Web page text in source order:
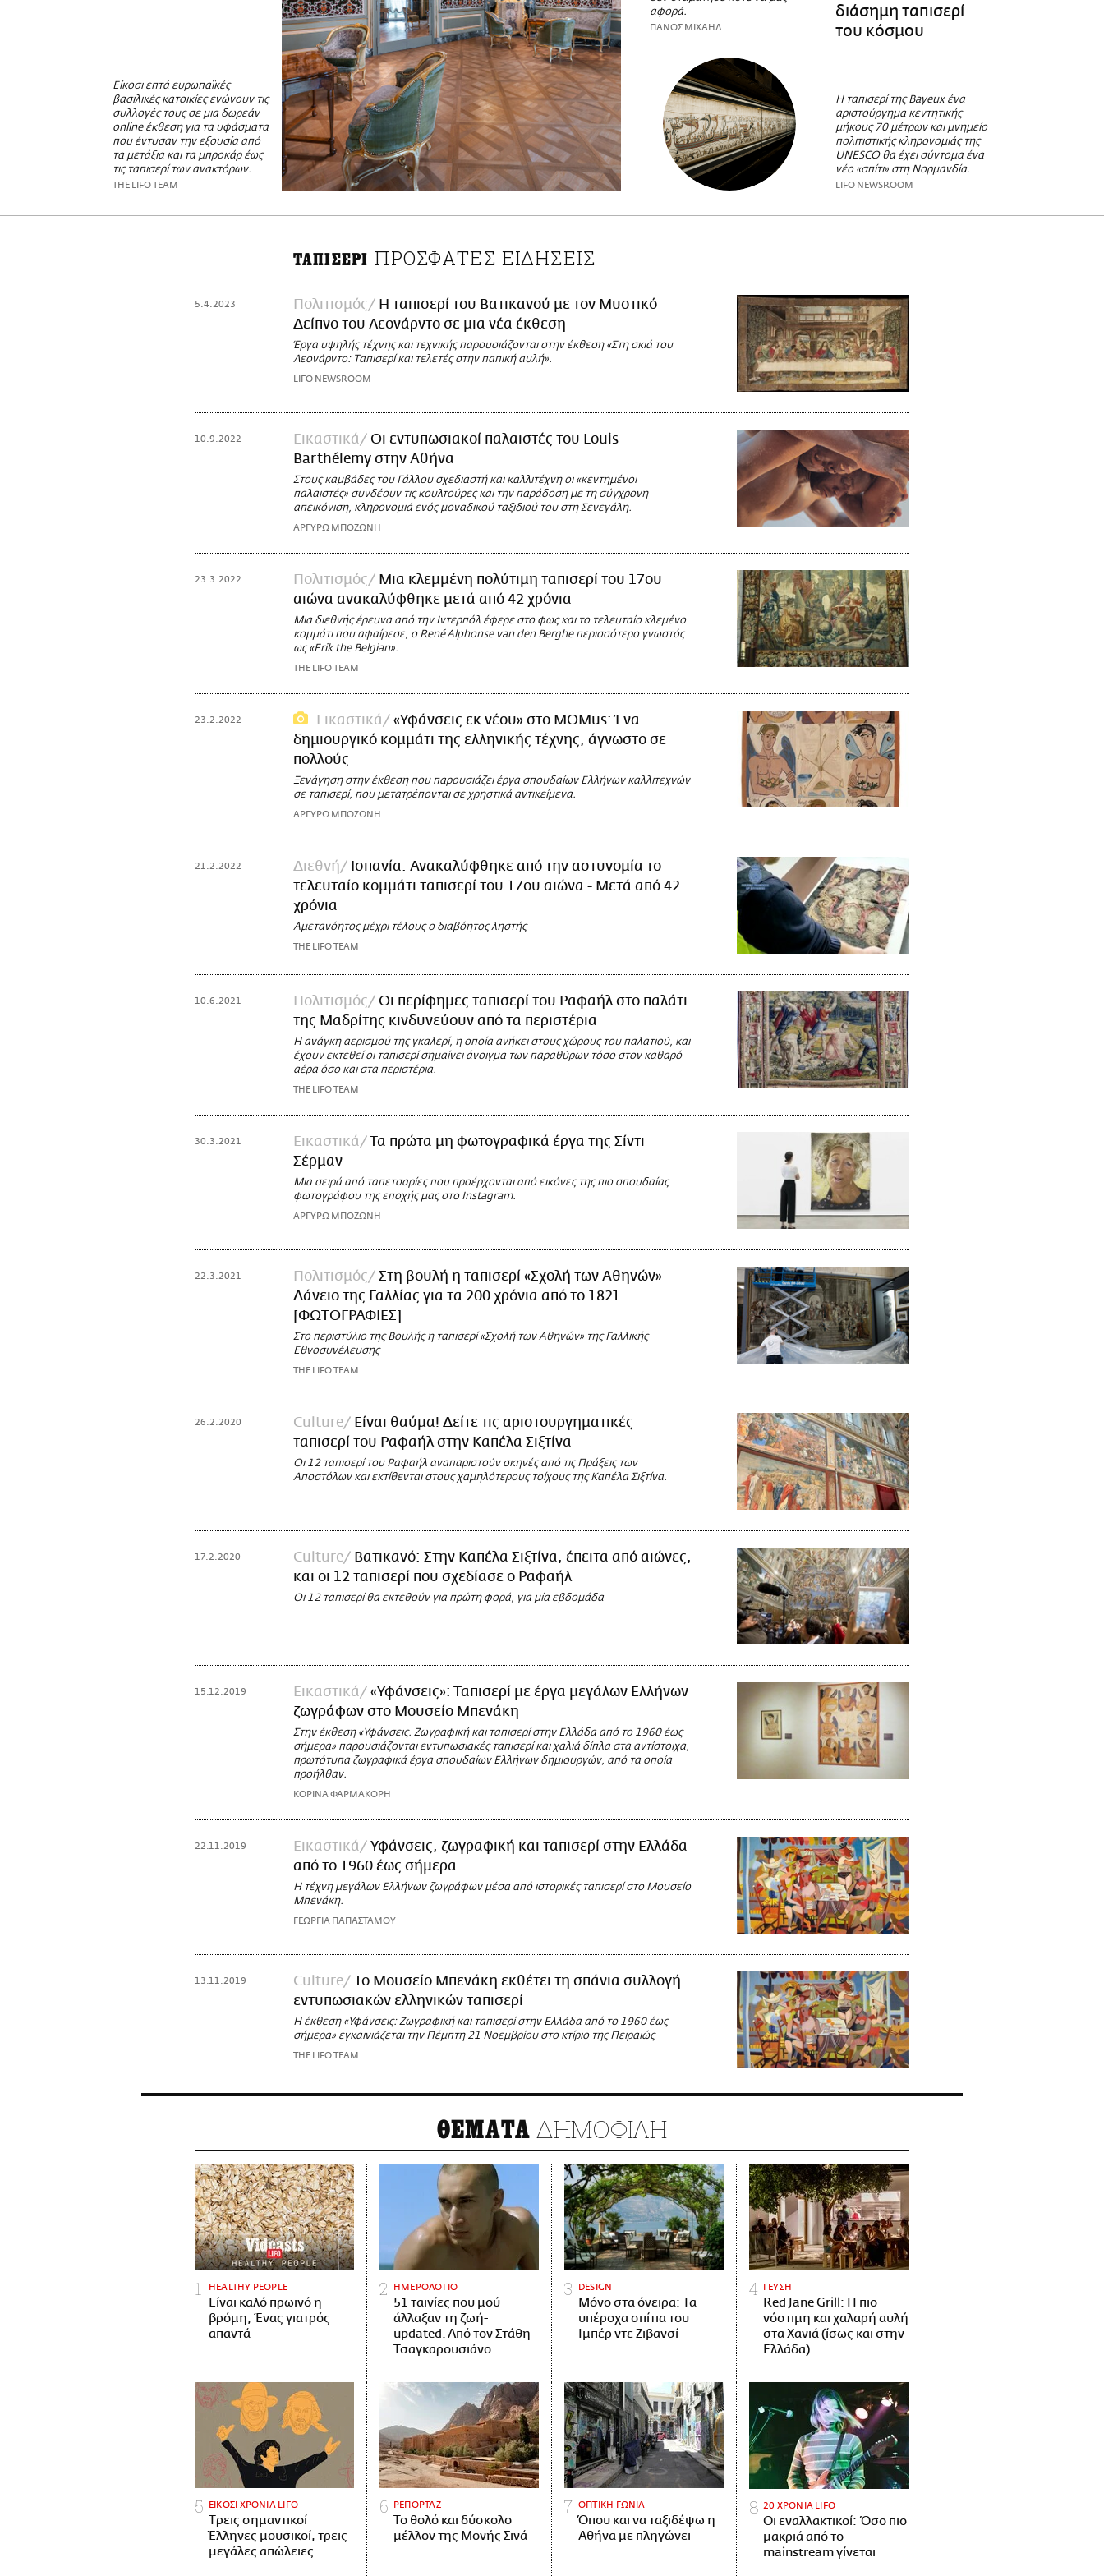
Είκοσι επτά ευρωπαϊκές
βασιλικές κατοικίες ενώνουν τις
συλλογές τους σε μια δωρεάν
online έκθεση για τα υφάσματα
που έντυσαν την εξουσία από
τα μετάξια και τα μπροκάρ έως
τις ταπισερί των ανακτόρων.
THE LIFO TEAM
αφορά.
ΠΑΝΟΣ ΜΙΧΑΗΛ
διάσημη ταπισερί
του κόσμου
Η ταπισερί της Bayeux ένα
αριστούργημα κεντητικής
μήκους 70 μέτρων και μνημείο
πολιτιστικής κληρονομιάς της
UNESCO θα έχει σύντομα ένα
νέο «σπίτι» στη Νορμανδία.
LIFO NEWSROOM
ΤΑΠΙΣΕΡΙ ΠΡΟΣΦΑΤΕΣ ΕΙΔΗΣΕΙΣ
5.4.2023 Πολιτισμός
Η ταπισερί του Βατικανού με τον Μυστικό
Δείπνο του Λεονάρντο σε μια νέα έκθεση
Έργα υψηλής τέχνης και τεχνικής παρουσιάζονται στην έκθεση «Στη σκιά του
Λεονάρντο: Ταπισερί και τελετές στην παπική αυλή».
LIFO NEWSROOM
10.9.2022 Εικαστικά
Οι εντυπωσιακοί παλαιστές του Louis
Barthélemy στην Αθήνα
Στους καμβάδες του Γάλλου σχεδιαστή και καλλιτέχνη οι «κεντημένοι
παλαιστές» συνδέουν τις κουλτούρες και την παράδοση με τη σύγχρονη
απεικόνιση, κληρονομιά ενός μοναδικού ταξιδιού του στη Σενεγάλη.
ΑΡΓΥΡΩ ΜΠΟΖΩΝΗ
23.3.2022 Πολιτισμός
Μια κλεμμένη πολύτιμη ταπισερί του 17ου
αιώνα ανακαλύφθηκε μετά από 42 χρόνια
Μια διεθνής έρευνα από την Ιντερπόλ έφερε στο φως και το τελευταίο κλεμένο
κομμάτι που αφαίρεσε, ο René Alphonse van den Berghe περισσότερο γνωστός
ως «Erik the Belgian».
THE LIFO TEAM
23.2.2022 Εικαστικά
«Υφάνσεις εκ νέου» στο MOMus: Ένα
δημιουργικό κομμάτι της ελληνικής τέχνης, άγνωστο σε
πολλούς
Ξενάγηση στην έκθεση που παρουσιάζει έργα σπουδαίων Ελλήνων καλλιτεχνών
σε ταπισερί, που μετατρέπονται σε χρηστικά αντικείμενα.
ΑΡΓΥΡΩ ΜΠΟΖΩΝΗ
21.2.2022 Διεθνή
Ισπανία: Ανακαλύφθηκε από την αστυνομία το
τελευταίο κομμάτι ταπισερί του 17ου αιώνα - Μετά από 42
χρόνια
Αμετανόητος μέχρι τέλους ο διαβόητος ληστής
THE LIFO TEAM
10.6.2021 Πολιτισμός
Οι περίφημες ταπισερί του Ραφαήλ στο παλάτι
της Μαδρίτης κινδυνεύουν από τα περιστέρια
Η ανάγκη αερισμού της γκαλερί, η οποία ανήκει στους χώρους του παλατιού, και
έχουν εκτεθεί οι ταπισερί σημαίνει άνοιγμα των παραθύρων τόσο στον καθαρό
αέρα όσο και στα περιστέρια.
THE LIFO TEAM
30.3.2021 Εικαστικά
Τα πρώτα μη φωτογραφικά έργα της Σίντι
Σέρμαν
Μια σειρά από ταπετσαρίες που προέρχονται από εικόνες της πιο σπουδαίας
φωτογράφου της εποχής μας στο Instagram.
ΑΡΓΥΡΩ ΜΠΟΖΩΝΗ
22.3.2021 Πολιτισμός
Στη βουλή η ταπισερί «Σχολή των Αθηνών» -
Δάνειο της Γαλλίας για τα 200 χρόνια από το 1821
[ΦΩΤΟΓΡΑΦΙΕΣ]
Στο περιστύλιο της Βουλής η ταπισερί «Σχολή των Αθηνών» της Γαλλικής
Εθνοσυνέλευσης
THE LIFO TEAM
26.2.2020 Culture
Είναι θαύμα! Δείτε τις αριστουργηματικές
ταπισερί του Ραφαήλ στην Καπέλα Σιξτίνα
Οι 12 ταπισερί του Ραφαήλ αναπαριστούν σκηνές από τις Πράξεις των
Αποστόλων και εκτίθενται στους χαμηλότερους τοίχους της Καπέλα Σιξτίνα.
17.2.2020 Culture
Βατικανό: Στην Καπέλα Σιξτίνα, έπειτα από αιώνες,
και οι 12 ταπισερί που σχεδίασε ο Ραφαήλ
Οι 12 ταπισερί θα εκτεθούν για πρώτη φορά, για μία εβδομάδα
15.12.2019 Εικαστικά
«Υφάνσεις»: Ταπισερί με έργα μεγάλων Ελλήνων
ζωγράφων στο Μουσείο Μπενάκη
Στην έκθεση «Υφάνσεις. Ζωγραφική και ταπισερί στην Ελλάδα από το 1960 έως
σήμερα» παρουσιάζονται εντυπωσιακές ταπισερί και χαλιά δίπλα στα αντίστοιχα,
πρωτότυπα ζωγραφικά έργα σπουδαίων Ελλήνων δημιουργών, από τα οποία
προήλθαν.
ΚΟΡΙΝΑ ΦΑΡΜΑΚΟΡΗ
22.11.2019 Εικαστικά
Υφάνσεις, ζωγραφική και ταπισερί στην Ελλάδα
από το 1960 έως σήμερα
Η τέχνη μεγάλων Ελλήνων ζωγράφων μέσα από ιστορικές ταπισερί στο Μουσείο
Μπενάκη.
ΓΕΩΡΓΙΑ ΠΑΠΑΣΤΑΜΟΥ
13.11.2019 Culture
Το Μουσείο Μπενάκη εκθέτει τη σπάνια συλλογή
εντυπωσιακών ελληνικών ταπισερί
Η έκθεση «Υφάνσεις: Ζωγραφική και ταπισερί στην Ελλάδα από το 1960 έως
σήμερα» εγκαινιάζεται την Πέμπτη 21 Νοεμβρίου στο κτίριο της Πειραιώς
THE LIFO TEAM
ΘΕΜΑΤΑ ΔΗΜΟΦΙΛΗ
HEALTHY PEOPLE
Είναι καλό πρωινό η
βρόμη; Ένας γιατρός
απαντά
ΗΜΕΡΟΛΟΓΙΟ
51 ταινίες που μού
άλλαξαν τη ζωή-
updated. Aπό τον Στάθη
Τσαγκαρουσιάνο
DESIGN
Μόνο στα όνειρα: Τα
υπέροχα σπίτια του
Ιμπέρ ντε Ζιβανσί
ΓΕΥΣΗ
Red Jane Grill: Η πιο
νόστιμη και χαλαρή αυλή
στα Χανιά (ίσως και στην
Ελλάδα)
ΕΙΚΟΣΙ ΧΡΟΝΙΑ LIFO
Tρεις σημαντικοί
Έλληνες μουσικοί, τρεις
μεγάλες απώλειες
ΡΕΠΟΡΤΑΖ
Το θολό και δύσκολο
μέλλον της Μονής Σινά
ΟΠΤΙΚΗ ΓΩΝΙΑ
Όπου και να ταξιδέψω η
Αθήνα με πληγώνει
20 ΧΡΟΝΙΑ LIFO
Οι εναλλακτικοί: Όσο πιο
μακριά από το
mainstream γίνεται